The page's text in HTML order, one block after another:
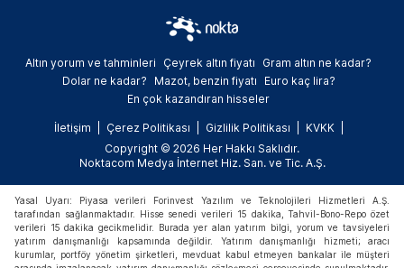
Altın yorum ve tahminleri Çeyrek altın fiyatı
Gram altın ne kadar?
Dolar ne kadar?
Mazot, benzin fiyatı
Euro kaç lira?
En çok kazandıran hisseler
İletişim Çerez Politikası Gizlilik Politikası
KVKK
Copyright © 2026 Her Hakkı Saklıdır.
Noktacom Medya İnternet Hiz. San. ve Tic. A.Ş.
Yasal Uyarı: Piyasa verileri Forinvest Yazılım ve Teknolojileri Hizmetleri A.Ş.
tarafından sağlanmaktadır. Hisse senedi verileri 15 dakika, Tahvil-Bono-Repo özet
verileri 15 dakika gecikmelidir. Burada yer alan yatırım bilgi, yorum ve tavsiyeleri
yatırım danışmanlığı kapsamında değildir. Yatırım danışmanlığı hizmeti; aracı
kurumlar, portföy yönetim şirketleri, mevduat kabul etmeyen bankalar ile müşteri